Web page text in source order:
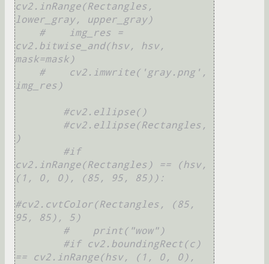
cv2.inRange(Rectangles,
lower_gray, upper_gray)
#    img_res =
cv2.bitwise_and(hsv, hsv,
mask=mask)
#    cv2.imwrite('gray.png',
img_res)
#cv2.ellipse()
#cv2.ellipse(Rectangles,
)
#if
cv2.inRange(Rectangles) == (hsv,
(1, 0, 0), (85, 95, 85)):
#cv2.cvtColor(Rectangles, (85,
95, 85), 5)
#    print("wow")
#if cv2.boundingRect(c)
== cv2.inRange(hsv, (1, 0, 0),